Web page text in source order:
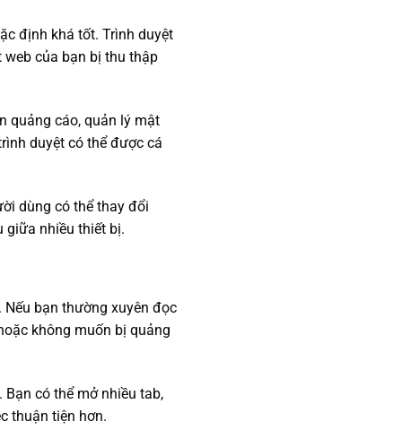
định khá tốt. Trình duyệt
của bạn bị thu thập
quảng cáo, quản lý mật
duyệt có thể được cá
dùng có thể thay đổi
giữa nhiều thiết bị.
bạn thường xuyên đọc
không muốn bị quảng
có thể mở nhiều tab,
thuận tiện hơn.